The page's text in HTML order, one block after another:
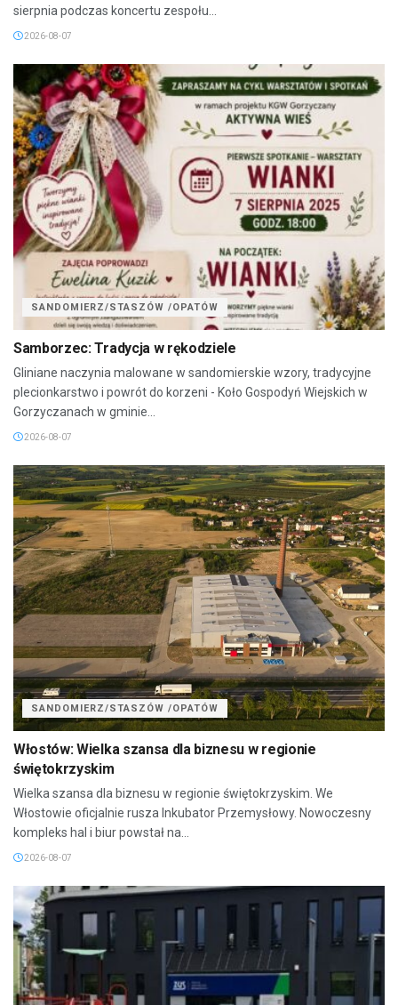
sierpnia podczas koncertu zespołu...
2026-08-07
SANDOMIERZ/STASZÓW /OPATÓW
Samborzec: Tradycja w rękodziele
Gliniane naczynia malowane w sandomierskie wzory, tradycyjne
plecionkarstwo i powrót do korzeni - Koło Gospodyń Wiejskich w
Gorzyczanach w gminie...
2026-08-07
SANDOMIERZ/STASZÓW /OPATÓW
Włostów: Wielka szansa dla biznesu w regionie
świętokrzyskim
Wielka szansa dla biznesu w regionie świętokrzyskim. We
Włostowie oficjalnie rusza Inkubator Przemysłowy. Nowoczesny
kompleks hal i biur powstał na...
2026-08-07